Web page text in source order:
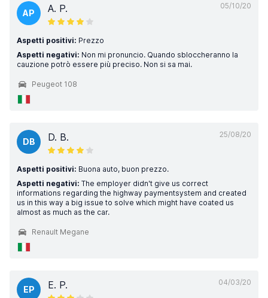
05/10/20
AP A. P.
Aspetti positivi: Prezzo
Aspetti negativi: Non mi pronuncio. Quando sbloccheranno la
cauzione potrò essere più preciso. Non si sa mai.
Peugeot 108
25/08/20
DB D. B.
Aspetti positivi: Buona auto, buon prezzo.
Aspetti negativi: The employer didn't give us correct
informations regarding the highway paymentsystem and created
us in this way a big issue to solve which might have coated us
almost as much as the car.
Renault Megane
04/03/20
EP E. P.